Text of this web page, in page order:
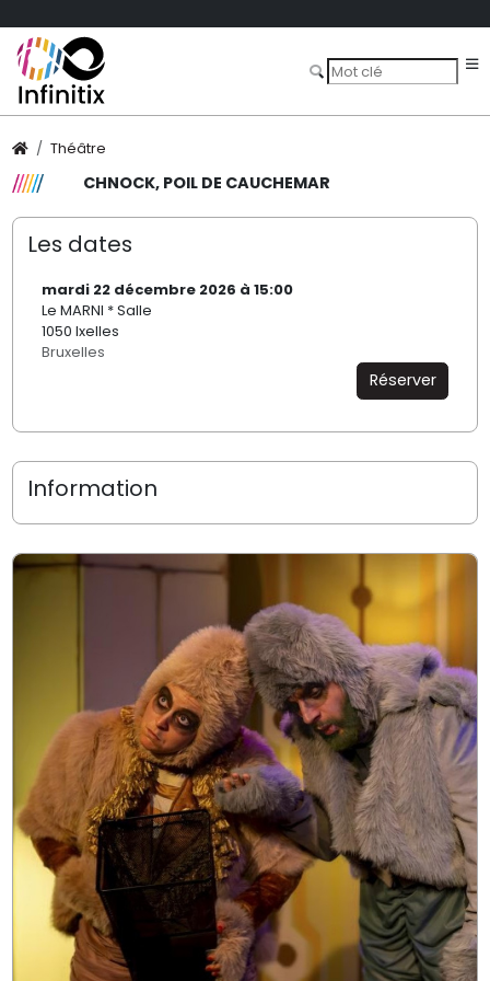
Théâtre
CHNOCK, POIL DE CAUCHEMAR
Les dates
mardi 22 décembre 2026 à 15:00
Le MARNI * Salle
1050 Ixelles
Bruxelles
Réserver
Information